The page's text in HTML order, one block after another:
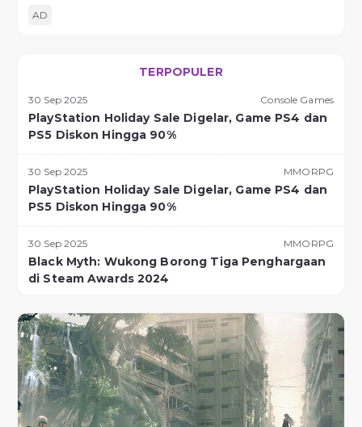
AD
TERPOPULER
30 Sep 2025 Console Games
PlayStation Holiday Sale Digelar, Game PS4 dan
PS5 Diskon Hingga 90%
30 Sep 2025 MMORPG
PlayStation Holiday Sale Digelar, Game PS4 dan
PS5 Diskon Hingga 90%
30 Sep 2025 MMORPG
Black Myth: Wukong Borong Tiga Penghargaan
di Steam Awards 2024
30 Sep 2025 Open World
Black Myth: Wukong Borong Tiga Penghargaan
di Steam Awards 2024
30 Sep 2025 Sport Games
10 Game Esports dengan Hadiah Terbesar di
2024, Dota 2 Rajanya